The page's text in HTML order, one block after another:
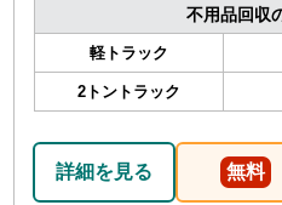
不用品回収
軽トラック
2トントラック
詳細を見る 無料